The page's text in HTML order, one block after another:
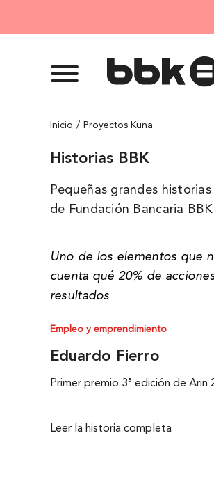
Inicio Proyectos Kuna
Historias BBK
Pequeñas grandes
de Fundación Bancaria
Uno de los elementos que
cuenta qué 20% de
resultados
Empleo y emprendimiento
Eduardo Fierro
Primer premio 3ª edición de Arin
Leer la historia completa